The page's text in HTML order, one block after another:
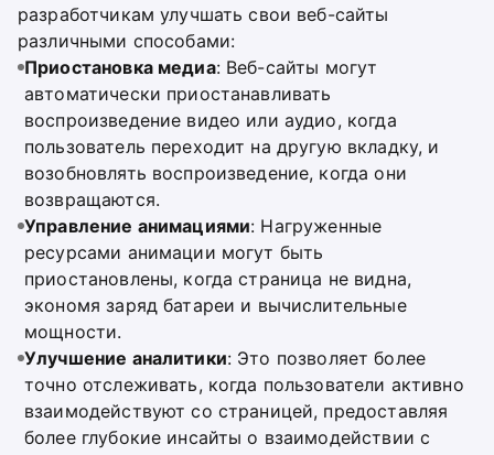
разработчикам улучшать свои веб-сайты
различными способами:
Приостановка медиа: Веб-сайты могут
автоматически приостанавливать
воспроизведение видео или аудио, когда
пользователь переходит на другую вкладку, и
возобновлять воспроизведение, когда они
возвращаются.
Управление анимациями: Нагруженные
ресурсами анимации могут быть
приостановлены, когда страница не видна,
экономя заряд батареи и вычислительные
мощности.
Улучшение аналитики: Это позволяет более
точно отслеживать, когда пользователи активно
взаимодействуют со страницей, предоставляя
более глубокие инсайты о взаимодействии с